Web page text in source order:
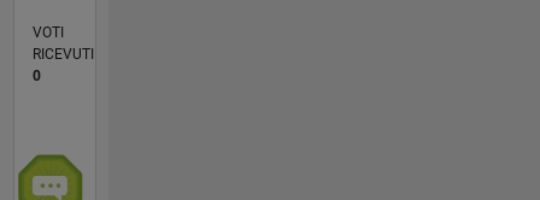
VOTI
RICEVUTI
0